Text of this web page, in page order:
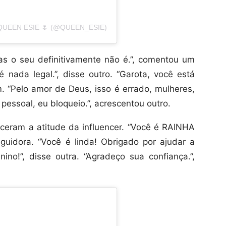
ESIE 🌷 (@QUEEN_ESIE)
o seu definitivamente não é.”, comentou um
nada legal.”, disse outro. “Garota, você está
“Pelo amor de Deus, isso é errado, mulheres,
eu bloqueio.”, acrescentou outro.
a atitude da influencer. “Você é RAINHA
“Você é linda! Obrigado por ajudar a
disse outra. “Agradeço sua confiança.”,